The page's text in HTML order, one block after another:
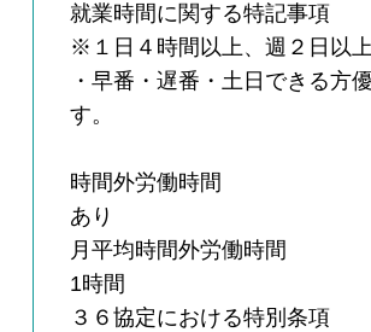
就業時間に関する特記事項
※１日４時間以上、週２日以
・早番・遅番・土日できる方
す。
時間外労働時間
あり
月平均時間外労働時間
1時間
３６協定における特別条項